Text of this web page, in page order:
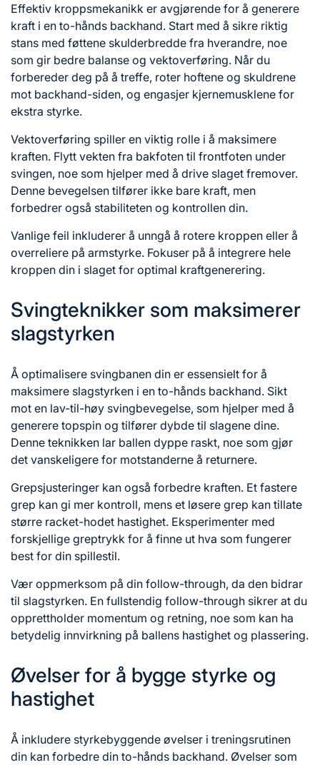
Effektiv kroppsmekanikk er avgjørende for å generere
kraft i en to-hånds backhand. Start med å sikre riktig
stans med føttene skulderbredde fra hverandre, noe
som gir bedre balanse og vektoverføring. Når du
forbereder deg på å treffe, roter hoftene og skuldrene
mot backhand-siden, og engasjer kjernemusklene for
ekstra styrke.
Vektoverføring spiller en viktig rolle i å maksimere
kraften. Flytt vekten fra bakfoten til frontfoten under
svingen, noe som hjelper med å drive slaget fremover.
Denne bevegelsen tilfører ikke bare kraft, men
forbedrer også stabiliteten og kontrollen din.
Vanlige feil inkluderer å unngå å rotere kroppen eller å
overreliere på armstyrke. Fokuser på å integrere hele
kroppen din i slaget for optimal kraftgenerering.
Svingteknikker som maksimerer
slagstyrken
Å optimalisere svingbanen din er essensielt for å
maksimere slagstyrken i en to-hånds backhand. Sikt
mot en lav-til-høy svingbevegelse, som hjelper med å
generere topspin og tilfører dybde til slagene dine.
Denne teknikken lar ballen dyppe raskt, noe som gjør
det vanskeligere for motstanderne å returnere.
Grepsjusteringer kan også forbedre kraften. Et fastere
grep kan gi mer kontroll, mens et løsere grep kan tillate
større racket-hodet hastighet. Eksperimenter med
forskjellige greptrykk for å finne ut hva som fungerer
best for din spillestil.
Vær oppmerksom på din follow-through, da den bidrar
til slagstyrken. En fullstendig follow-through sikrer at du
opprettholder momentum og retning, noe som kan ha
betydelig innvirkning på ballens hastighet og plassering.
Øvelser for å bygge styrke og
hastighet
Å inkludere styrkebyggende øvelser i treningsrutinen
din kan forbedre din to-hånds backhand. Øvelser som